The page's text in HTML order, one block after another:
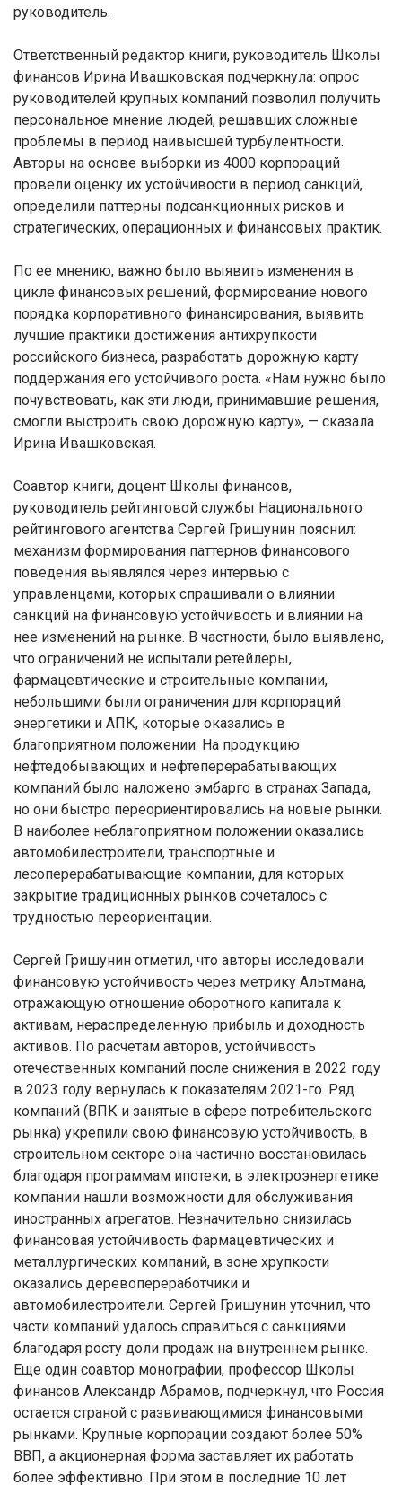
руководитель.
Ответственный редактор книги, руководитель Школы
финансов Ирина Ивашковская подчеркнула: опрос
руководителей крупных компаний позволил получить
персональное мнение людей, решавших сложные
проблемы в период наивысшей турбулентности.
Авторы на основе выборки из 4000 корпораций
провели оценку их устойчивости в период санкций,
определили паттерны подсанкционных рисков и
стратегических, операционных и финансовых практик.
По ее мнению, важно было выявить изменения в
цикле финансовых решений, формирование нового
порядка корпоративного финансирования, выявить
лучшие практики достижения антихрупкости
российского бизнеса, разработать дорожную карту
поддержания его устойчивого роста. «Нам нужно было
почувствовать, как эти люди, принимавшие решения,
смогли выстроить свою дорожную карту», — сказала
Ирина Ивашковская.
Соавтор книги, доцент Школы финансов,
руководитель рейтинговой службы Национального
рейтингового агентства Сергей Гришунин пояснил:
механизм формирования паттернов финансового
поведения выявлялся через интервью с
управленцами, которых спрашивали о влиянии
санкций на финансовую устойчивость и влиянии на
нее изменений на рынке. В частности, было выявлено,
что ограничений не испытали ретейлеры,
фармацевтические и строительные компании,
небольшими были ограничения для корпораций
энергетики и АПК, которые оказались в
благоприятном положении. На продукцию
нефтедобывающих и нефтеперерабатывающих
компаний было наложено эмбарго в странах Запада,
но они быстро переориентировались на новые рынки.
В наиболее неблагоприятном положении оказались
автомобилестроители, транспортные и
лесоперерабатывающие компании, для которых
закрытие традиционных рынков сочеталось с
трудностью переориентации.
Сергей Гришунин отметил, что авторы исследовали
финансовую устойчивость через метрику Альтмана,
отражающую отношение оборотного капитала к
активам, нераспределенную прибыль и доходность
активов. По расчетам авторов, устойчивость
отечественных компаний после снижения в 2022 году
в 2023 году вернулась к показателям 2021-го. Ряд
компаний (ВПК и занятые в сфере потребительского
рынка) укрепили свою финансовую устойчивость, в
строительном секторе она частично восстановилась
благодаря программам ипотеки, в электроэнергетике
компании нашли возможности для обслуживания
иностранных агрегатов. Незначительно снизилась
финансовая устойчивость фармацевтических и
металлургических компаний, в зоне хрупкости
оказались деревопереработчики и
автомобилестроители. Сергей Гришунин уточнил, что
части компаний удалось справиться с санкциями
благодаря росту доли продаж на внутреннем рынке.
Еще один соавтор монографии, профессор Школы
финансов Александр Абрамов, подчеркнул, что Россия
остается страной с развивающимися финансовыми
рынками. Крупные корпорации создают более 50%
ВВП, а акционерная форма заставляет их работать
более эффективно. При этом в последние 10 лет